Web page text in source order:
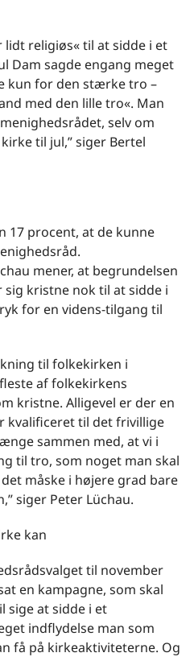
religiøs« til at sidde i et
Dam sagde engang meget
kun for den stærke tro –
med den lille tro«. Man
selv om
til jul,” siger Bertel
17 procent, at de kunne
mener, at begrundelsen
kristne nok til at sidde i
for en videns-tilgang til
til folkekirken i
af folkekirkens
kristne. Alligevel er der en
kvalificeret til det frivillige
sammen med, at vi i
til tro, som noget man skal
måske i højere grad bare
siger Peter Lüchau.
kan
til november
en kampagne, som skal
sige at sidde i et
indflydelse man som
få på kirkeaktiviteterne. Og